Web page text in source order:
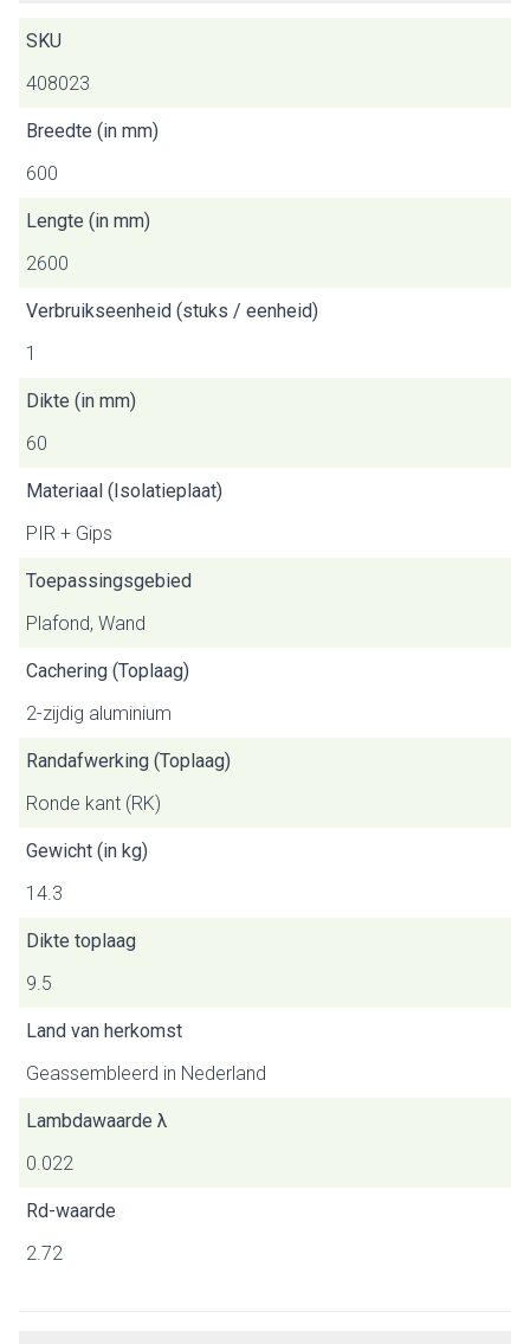
SKU
408023
Breedte (in mm)
600
Lengte (in mm)
2600
Verbruikseenheid (stuks / eenheid)
1
Dikte (in mm)
60
Materiaal (Isolatieplaat)
PIR + Gips
Toepassingsgebied
Plafond, Wand
Cachering (Toplaag)
2-zijdig aluminium
Randafwerking (Toplaag)
Ronde kant (RK)
Gewicht (in kg)
14.3
Dikte toplaag
9.5
Land van herkomst
Geassembleerd in Nederland
Lambdawaarde λ
0.022
Rd-waarde
2.72